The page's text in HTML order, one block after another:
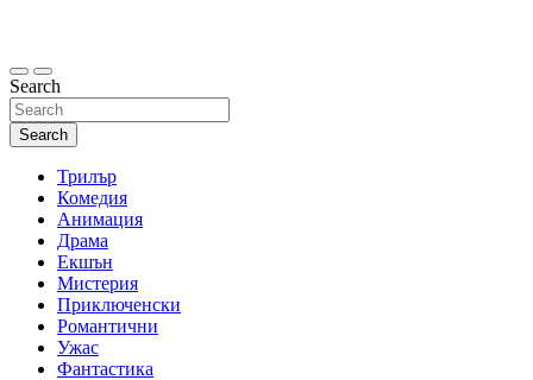
Search
Search
Трилър
Комедия
Анимация
Драма
Екшън
Мистерия
Приключенски
Романтични
Ужас
Фантастика